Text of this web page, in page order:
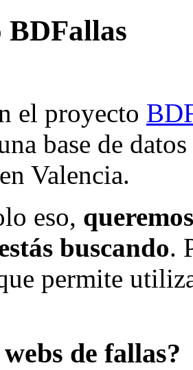
BDFallas
el proyecto
base de
Valencia.
eso,
buscando.
permite
de fallas?